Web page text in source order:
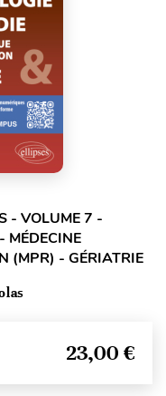
- VOLUME 7 -
MÉDECINE
(MPR) - GÉRIATRIE
23,00 €